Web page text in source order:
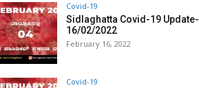
Covid-19
Sidlaghatta Covid-19 Update-
16/02/2022
February 16, 2022
Covid-19